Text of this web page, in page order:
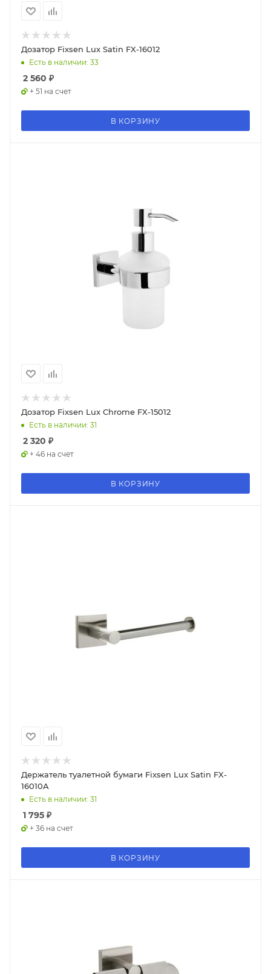
Дозатор Fixsen Lux Satin FX-16012
Есть в наличии: 33
2 560 ₽
+ 51 на счет
В КОРЗИНУ
Дозатор Fixsen Lux Chrome FX-15012
Есть в наличии: 31
2 320 ₽
+ 46 на счет
В КОРЗИНУ
Держатель туалетной бумаги Fixsen Lux Satin FX-
16010A
Есть в наличии: 31
1 795 ₽
+ 36 на счет
В КОРЗИНУ